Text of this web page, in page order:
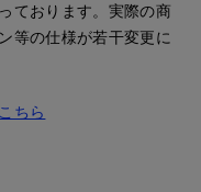
ております。実際の商
等の仕様が若干変更に
ちら